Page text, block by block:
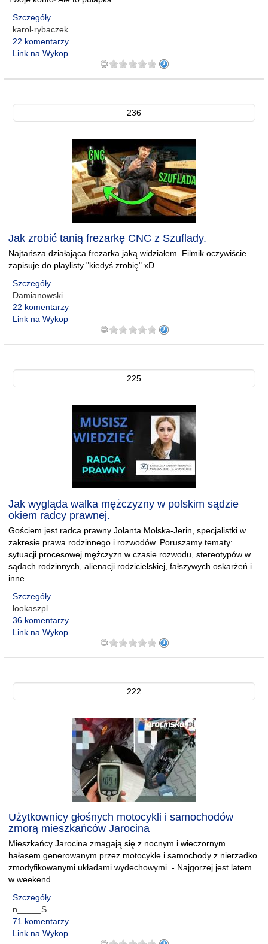
Szczegóły
karol-rybaczek
22 komentarzy
Link na Wykop
236
Jak zrobić tanią frezarkę CNC z Szuflady.
Najtańsza działająca frezarka jaką widziałem. Filmik oczywiście
zapisuje do playlisty "kiedyś zrobię" xD
Szczegóły
Damianowski
22 komentarzy
Link na Wykop
225
Jak wygląda walka mężczyzny w polskim sądzie
okiem radcy prawnej.
Gościem jest radca prawny Jolanta Molska-Jerin, specjalistki w
zakresie prawa rodzinnego i rozwodów. Poruszamy tematy:
sytuacji procesowej mężczyzn w czasie rozwodu, stereotypów w
sądach rodzinnych, alienacji rodzicielskiej, fałszywych oskarżeń i
inne.
Szczegóły
lookaszpl
36 komentarzy
Link na Wykop
222
Użytkownicy głośnych motocykli i samochodów
zmorą mieszkańców Jarocina
Mieszkańcy Jarocina zmagają się z nocnym i wieczornym
hałasem generowanym przez motocykle i samochody z nierzadko
zmodyfikowanymi układami wydechowymi. - Najgorzej jest latem
w weekend...
Szczegóły
n_____S
71 komentarzy
Link na Wykop